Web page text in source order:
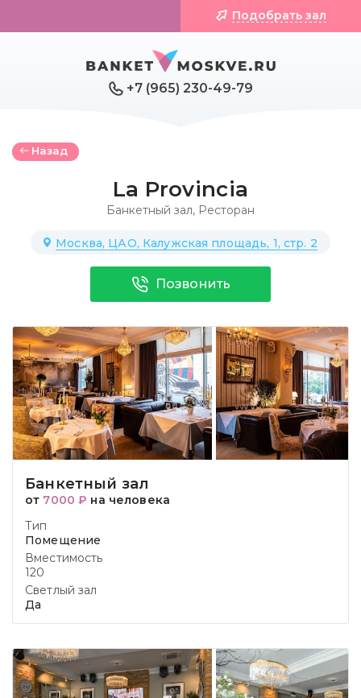
+7 (965) 230-49-79
Подобрать зал
Назад
La Provincia
Банкетный зал, Ресторан
Москва, ЦАО, Калужская площадь, 1, стр. 2
Позвонить
Банкетный зал
от 7000 ₽ на человека
Тип
Помещение
Вместимость
120
Светлый зал
Да